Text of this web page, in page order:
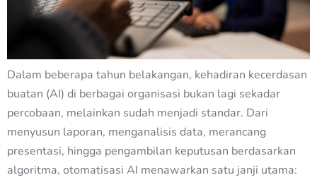
Dalam beberapa tahun belakangan, kehadiran kecerdasan
buatan (AI) di berbagai organisasi bukan lagi sekadar
percobaan, melainkan sudah menjadi standar. Dari
menyusun laporan, menganalisis data, merancang
presentasi, hingga pengambilan keputusan berdasarkan
algoritma, otomatisasi AI menawarkan satu janji utama: